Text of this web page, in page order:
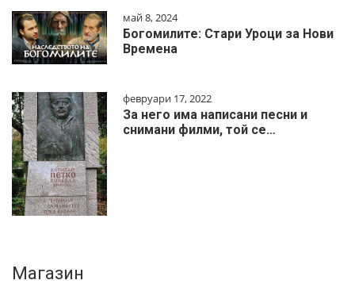
май 8, 2024
Богомилите: Стари Уроци за Нови
Времена
февруари 17, 2022
За него има написани песни и
снимани филми, той се…
Магазин